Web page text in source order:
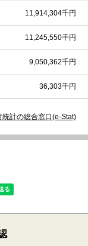
11,914,304千円
11,245,550千円
9,050,362千円
36,303千円
統計の総合窓口(e-Stat)